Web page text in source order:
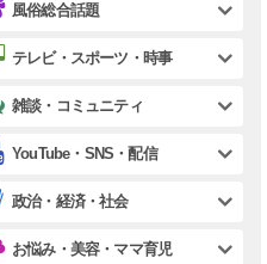
風俗総合話題
テレビ・スポーツ・時事
雑談・コミュニティ
YouTube・SNS・配信
政治・経済・社会
お悩み・美容・ママ育児